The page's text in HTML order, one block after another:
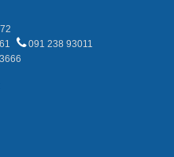
091 238 93011